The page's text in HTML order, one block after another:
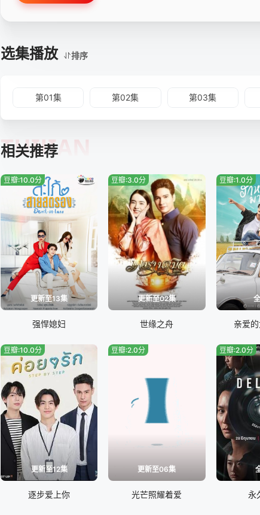
选集播放 排序
第01集 第02集 第03集
相关推荐
TUIJIAN
更新至13集
豆瓣:10.0分
强悍媳妇
更新至02集
豆瓣:3.0分
世缘之舟
豆瓣:1.0分
亲爱
更新至12集
豆瓣:10.0分
逐步爱上你
更新至06集
豆瓣:2.0分
光芒照耀着爱
豆瓣:2.0分
永